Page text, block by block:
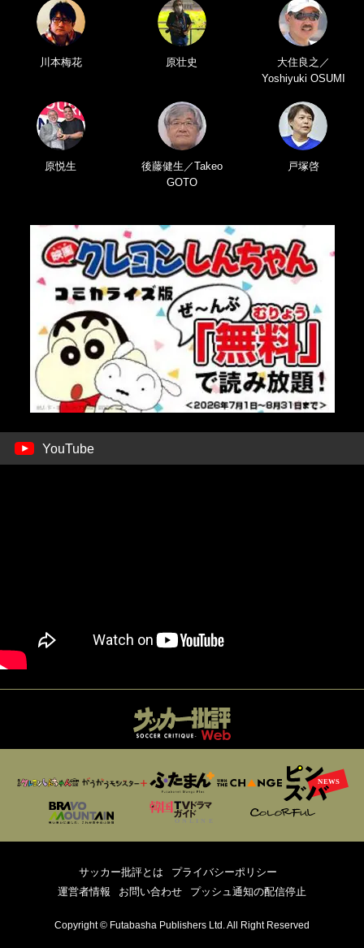
川本梅花 原壮史
大住良之／
Yoshiyuki OSUMI
原悦生
後藤健生／Takeo
GOTO
戸塚啓
YouTube
サッカー批評とは
プライバシーポリシー
運営者情報
お問い合わせ プッシュ通知の配信停止
Copyright © Futabasha Publishers Ltd. All Right Reserved